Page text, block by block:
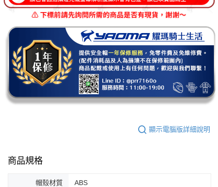
顯示電腦版詳細說明
商品規格
帽殼材質 ABS